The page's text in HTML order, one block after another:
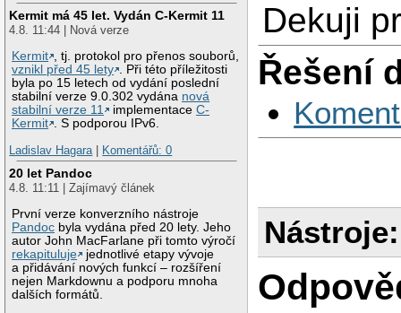
Kermit má 45 let. Vydán C-Kermit 11
4.8. 11:44 | Nová verze
Kermit , tj. protokol pro přenos souborů,
vznikl před 45 lety . Při této příležitosti
byla po 15 letech od vydání poslední
stabilní verze 9.0.302 vydána nová
stabilní verze 11
implementaceC-
Kermit . S podporou IPv6.
Ladislav Hagara | Komentářů: 0
20 let Pandoc
4.8. 11:11 | Zajímavý článek
První verze konverzního nástroje
Pandoc byla vydána před 20 lety. Jeho
autor John MacFarlane při tomto výročí
rekapituluje
jednotlivé etapy vývoje
a přidávání nových funkcí – rozšíření
nejen Markdownu a podporu mnoha
dalších formátů.
Dekuji
Řešení
Nástroje: